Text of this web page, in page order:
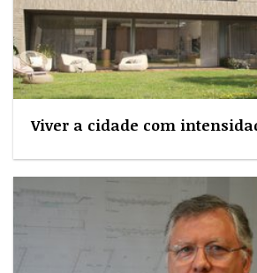
Viver a cidade com